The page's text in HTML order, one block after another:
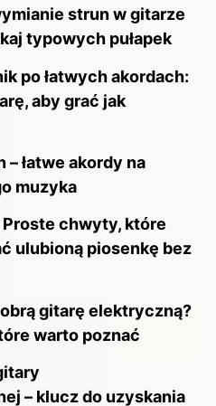
strun w gitarze
typowych pułapek
po łatwych akordach:
aby grać jak
łatwe akordy na
muzyka
Proste chwyty, które
ulubioną piosenkę bez
gitarę elektryczną?
warto poznać
– klucz do uzyskania